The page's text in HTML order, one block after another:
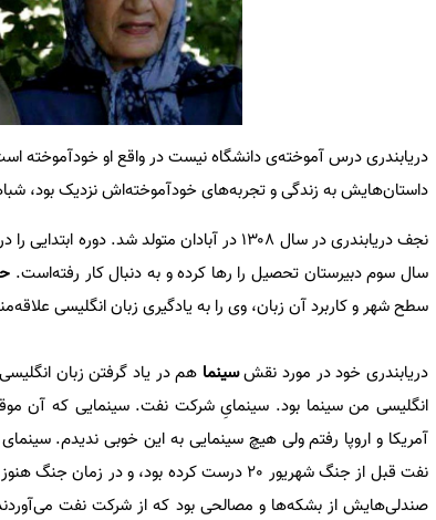
دریابندری درس آموخته‌ی دانشگاه نیست در واقع او خودآموخته
داستان‌هایش به زندگی و تجربه‌های خودآموخته‌اش نزدیک بود،
سال سوم دبیرستان تحصیل را رها کرده و به دنبال کار رفته‌است.
سطح شهر و کاربرد آن زبان، وی را به یادگیری زبان انگلیسی
دریابندری خود در مورد نقشسینما هم در یاد گرفتن زبان
انگلیسی من سینما بود. سینمایِ شركت نفت. سینمایی که آن
آمریكا و اروپا رفتم ولی هیچ سینمایی به این خوبی ندیدم.
نفت قبل از جنگ شهریور 20 درست كرده بود، و
صندلی‌ها‌یش از بشكه‌ها و مصالحی بود که از شركت نفت